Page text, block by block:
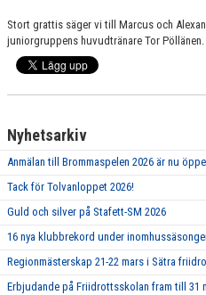
Stort grattis säger vi till Marcus och
juniorgruppens huvudtränare Tor Pöllänen.
Nyhetsarkiv
Anmälan till Brommaspelen 2026 är nu
Tack för Tolvanloppet 2026!
Guld och silver på Stafett-SM 2026
16 nya klubbrekord under
Regionmästerskap 21-22 mars i Sätra
Erbjudande på Friidrottsskolan fram till 31